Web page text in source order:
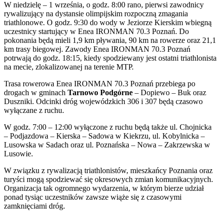
W niedzielę – 1 września, o godz. 8:00 rano, pierwsi zawodnicy
rywalizujący na dystansie olimpijskim rozpoczną zmagania
triathlonowe. O godz. 9:30 do wody w Jeziorze Kierskim wbiegną
uczestnicy startujący w Enea IRONMAN 70.3 Poznań. Do
pokonania będą mieli 1,9 km pływania, 90 km na rowerze oraz 21,1
km trasy biegowej. Zawody Enea IRONMAN 70.3 Poznań
potrwają do godz. 18:15, kiedy spodziewany jest ostatni triathlonista
na mecie, zlokalizowanej na terenie MTP.
Trasa rowerowa Enea IRONMAN 70.3 Poznań przebiega po
drogach w gminach Tarnowo Podgórne – Dopiewo – Buk oraz
Duszniki. Odcinki dróg wojewódzkich 306 i 307 będą czasowo
wyłączane z ruchu.
W godz. 7:00 – 12:00 wyłączone z ruchu będą także ul. Chojnicka
– Podjazdowa – Kierska – Sadowa w Kiekrzu, ul. Kobylnicka –
Lusowska w Sadach oraz ul. Poznańska – Nowa – Zakrzewska w
Lusowie.
W związku z rywalizacją triathlonistów, mieszkańcy Poznania oraz
turyści mogą spodziewać się okresowych zmian komunikacyjnych.
Organizacja tak ogromnego wydarzenia, w którym bierze udział
ponad tysiąc uczestników zawsze wiąże się z czasowymi
zamknięciami dróg.